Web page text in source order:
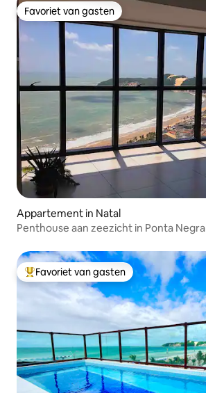
Favoriet van gasten
Favoriet van gasten
Appartement in Natal
Penthouse aan zeezicht in Ponta Negra
Topfavoriet van gasten
Favoriet van gasten